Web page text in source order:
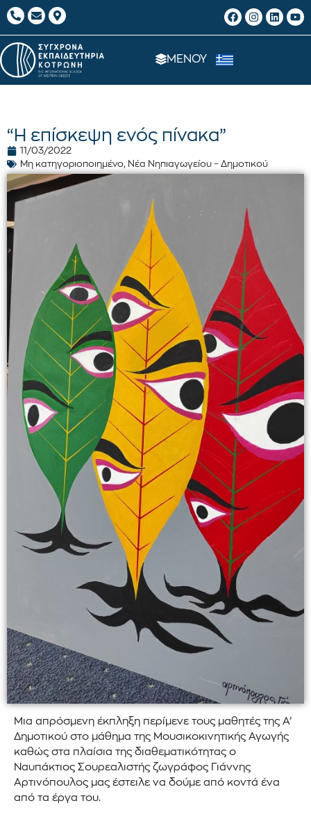
ΜΕΝΟΥ
“Η επίσκεψη ενός πίνακα”
11/03/2022
Μη κατηγοριοποιημένο, Νέα Νηπιαγωγείου – Δημοτικού
Μια απρόσμενη έκπληξη περίμενε τους μαθητές της Α’
Δημοτικού στο μάθημα της Μουσικοκινητικής Αγωγής
καθώς στα πλαίσια της διαθεματικότητας ο
Ναυπάκτιος Σουρεαλιστής ζωγράφος Γιάννης
Αρτινόπουλος μας έστειλε να δούμε από κοντά ένα
από τα έργα του.